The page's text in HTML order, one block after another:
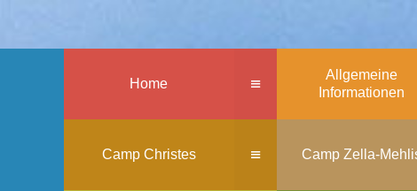
Home ≡
Allgemeine
Informationen
Camp Christes ≡ Camp Zella-